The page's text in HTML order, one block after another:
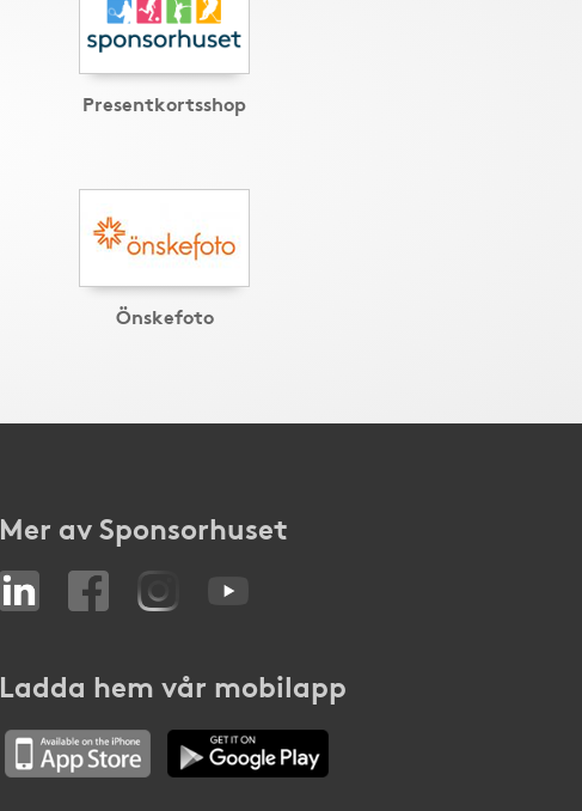
Presentkortsshop
Önskefoto
Mer av Sponsorhuset
Ladda hem vår mobilapp